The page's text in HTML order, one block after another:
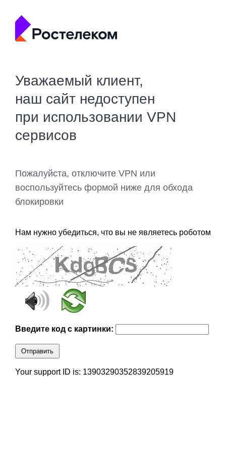
Уважаемый клиент,
наш сайт недоступен
при использовании VPN
сервисов
Пожалуйста, отключите VPN или
воспользуйтесь формой ниже для обхода
блокировки
Нам нужно убедиться, что вы не являетесь роботом
Введите код с картинки:
Отправить
Your support ID is: 13903290352839205919